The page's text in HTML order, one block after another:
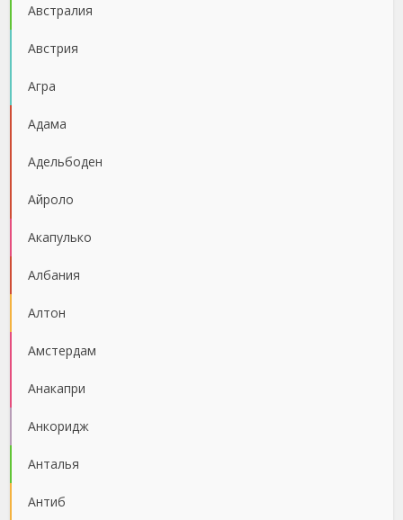
Австралия
Австрия
Агра
Адама
Адельбоден
Айроло
Акапулько
Албания
Алтон
Амстердам
Анакапри
Анкоридж
Анталья
Антиб